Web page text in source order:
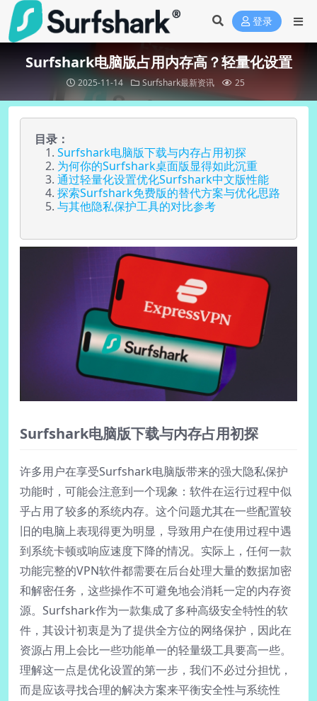
登录
Surfshark电脑版占用内存高？轻量化设置
2025-11-14 Surfshark最新资讯 25
目录：
Surfshark电脑版下载与内存占用初探
为何你的Surfshark桌面版显得如此沉重
通过轻量化设置优化Surfshark中文版性能
探索Surfshark免费版的替代方案与优化思路
与其他隐私保护工具的对比参考
Surfshark电脑版下载与内存占用初探
许多用户在享受Surfshark电脑版带来的强大隐私保护
功能时，可能会注意到一个现象：软件在运行过程中似
乎占用了较多的系统内存。这个问题尤其在一些配置较
旧的电脑上表现得更为明显，导致用户在使用过程中遇
到系统卡顿或响应速度下降的情况。实际上，任何一款
功能完整的VPN软件都需要在后台处理大量的数据加密
和解密任务，这些操作不可避免地会消耗一定的内存资
源。Surfshark作为一款集成了多种高级安全特性的软
件，其设计初衷是为了提供全方位的网络保护，因此在
资源占用上会比一些功能单一的轻量级工具要高一些。
理解这一点是优化设置的第一步，我们不必过分担忧，
而是应该寻找合理的解决方案来平衡安全性与系统性